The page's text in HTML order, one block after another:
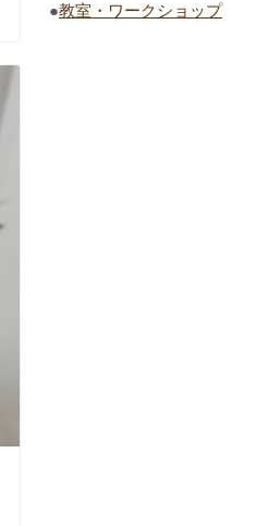
教室・ワークショップ